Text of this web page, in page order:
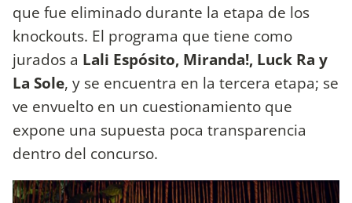
que fue eliminado durante la etapa de los
knockouts. El programa que tiene como
jurados a Lali Espósito, Miranda!, Luck Ra y
La Sole, y se encuentra en la tercera etapa; se
ve envuelto en un cuestionamiento que
expone una supuesta poca transparencia
dentro del concurso.